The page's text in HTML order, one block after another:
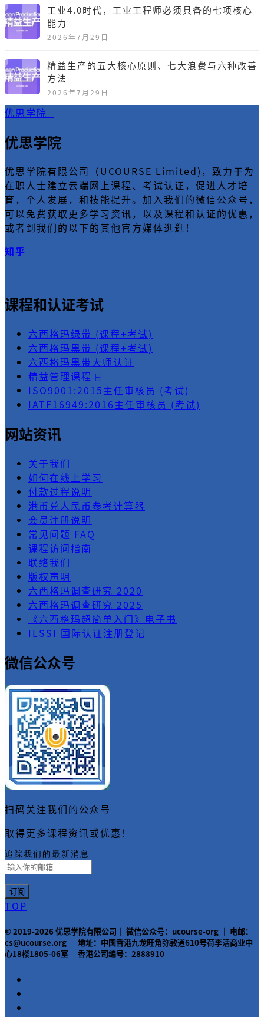
工业4.0时代，工业工程师必须具备的七项核心
能力
2026年7月29日
精益生产的五大核心原则、七大浪费与六种改善
方法
2026年7月29日
优思学院
优思学院
优思学院有限公司（UCOURSE Limited)，致力于为
在职人士建立云端网上课程、考试认证，促进人才培
育，个人发展，和技能提升。加入我们的微信公众号，
可以免费获取更多学习资讯，以及课程和认证的优惠，
或者到我们的以下的其他官方媒体逛逛！
知乎
课程和认证考试
六西格玛绿带 (课程+考试)
六西格玛黑带 (课程+考试)
六西格玛黑带大师认证
精益管理课程 ⍇
ISO9001:2015主任审核员 (考试)
IATF16949:2016主任审核员 (考试)
网站资讯
关于我们
如何在线上学习
付款过程说明
港币兑人民币参考计算器
会员注册说明
常见问题 FAQ
课程访问指南
联络我们
版权声明
六西格玛调查研究 2020
六西格玛调查研究 2025
《六西格玛超简单入门》电子书
ILSSI 国际认证注册登记
微信公众号
扫码关注我们的公众号
取得更多课程资讯或优惠！
追踪我们的最新消息
TOP
© 2019-2026 优思学院有限公司｜ 微信公众号：ucourse-org ｜ 电邮：
cs@ucourse.org ｜ 地址：中国香港九龙旺角弥敦道610号荷李活商业中
心18楼1805-06室 ｜香港公司编号：2888910